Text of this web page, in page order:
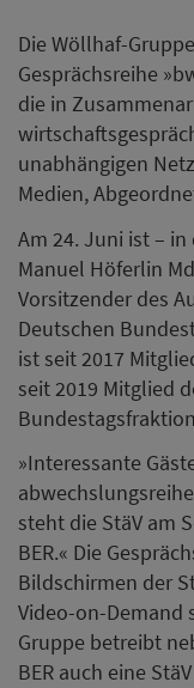
Die Wöllhaf-
Gesprächsreihe
die in
unabhängigen
Medien,
Am 24. Juni ist – in
Manuel Höferlin
Vorsitzender des
Deutschen
ist seit 2017
seit 2019 Mitglied
»Interessante
steht die StäV am
BER.« Die
Bildschirmen der
Video-on-Demand
Gruppe betreibt
BER auch eine